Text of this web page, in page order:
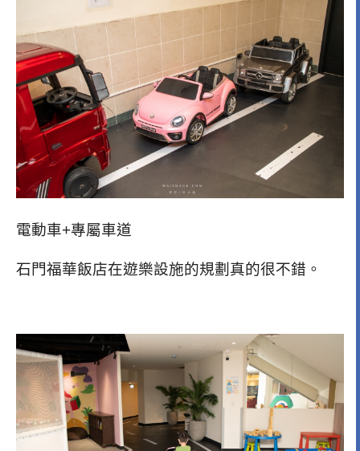
電動車+專屬車道
石門福華飯店在遊樂設施的規劃真的很不錯。